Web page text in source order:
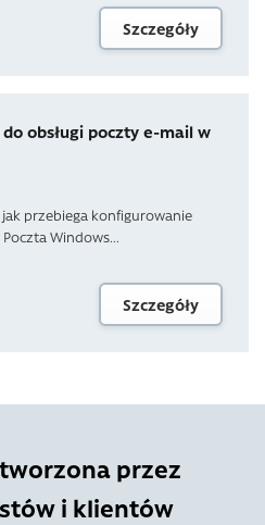
Szczegóły
obsługi poczty e-mail w
przebiega konfigurowanie
Windows...
Szczegóły
tworzona przez
i klientów